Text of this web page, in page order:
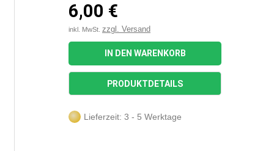
6,00 €
inkl. MwSt. zzgl. Versand
IN DEN WARENKORB
PRODUKTDETAILS
Lieferzeit: 3 - 5 Werktage